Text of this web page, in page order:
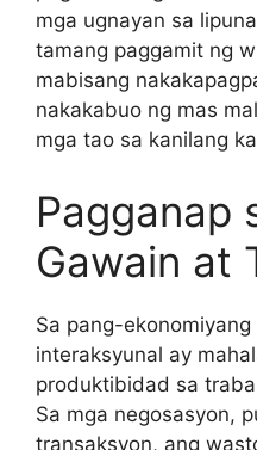
mga ugnayan sa
tamang paggamit ng
mabisang
nakakabuo ng mas
mga tao sa kanilang
Pagganap
Gawain at
Sa pang-
interaksyunal ay
produktibidad sa
Sa mga negosasyon,
transaksyon, ang